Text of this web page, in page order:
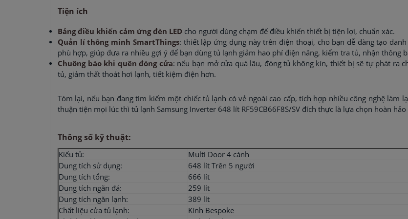
Tiện ích
Bảng điều khiển cảm ứng đèn LED cho người dùng chạm để điều khiển thiết bị tiện lợi, chuẩn xác.
Quản lí thông minh SmartThings: thiết lập ứng dụng này trên điện thoại, cho bạn dễ dàng tạo
phù hợp, giúp đưa ra nhiều gợi ý để bạn dùng tủ lạnh giảm hao phí điện năng, kiểm tra tủ, nhận thông
Chuông báo khi quên đóng cửa: nếu bạn mở cửa quá lâu, đóng tủ không kín, thiết bị sẽ tự phát ra
tủ, giảm thất thoát hơi lạnh, tiết kiệm điện hơn.
Tóm lại, nếu bạn đang tìm kiếm một chiếc tủ lạnh có vẻ ngoài cao cấp, tích hợp nhiều công nghệ
thuận tiện mọi lúc thì tủ lạnh Samsung Inverter 648 lít RF59CB66F8S/SV đích thực là lựa chọn hoàn
Thông số kỹ thuật:
Kiểu tủ:
Multi Door 4 cánh
Dung tích sử dụng:
648 lít Trên 5 người
Dung tích tổng:
666 lít
Dung tích ngăn đá:
259 lít
Dung tích ngăn lạnh:
389 lít
Chất liệu cửa tủ lạnh:
Kính Bespoke